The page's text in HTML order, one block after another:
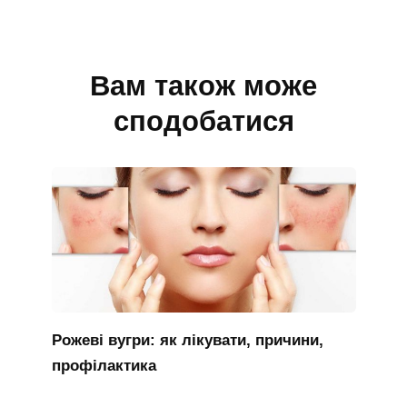
Вам також може
сподобатися
Рожеві вугри: як лікувати, причини,
профілактика